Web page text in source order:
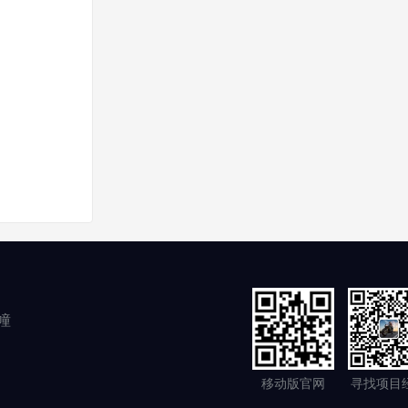
移动版官网 寻找项目